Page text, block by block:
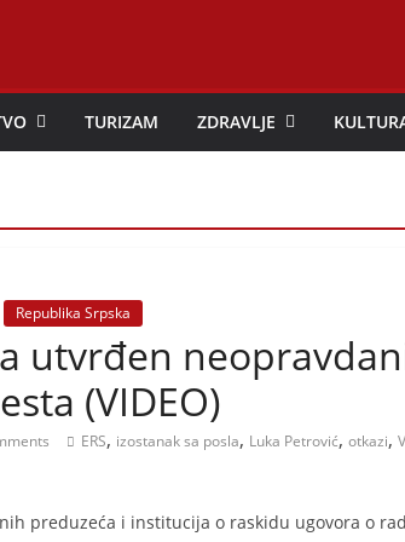
TURIZAM ZDRAVLJE
Republika Srpska
utvrđen
(VIDEO)
ERS, izostanak sa posla, Luka Petrović, otkazi,
preduzeća i institucija o raskidu ugovora o